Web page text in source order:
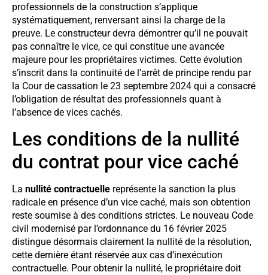
professionnels de la construction s’applique
systématiquement, renversant ainsi la charge de la
preuve. Le constructeur devra démontrer qu’il ne pouvait
pas connaître le vice, ce qui constitue une avancée
majeure pour les propriétaires victimes. Cette évolution
s’inscrit dans la continuité de l’arrêt de principe rendu par
la Cour de cassation le 23 septembre 2024 qui a consacré
l’obligation de résultat des professionnels quant à
l’absence de vices cachés.
Les conditions de la nullité
du contrat pour vice caché
La nullité contractuelle représente la sanction la plus
radicale en présence d’un vice caché, mais son obtention
reste soumise à des conditions strictes. Le nouveau Code
civil modernisé par l’ordonnance du 16 février 2025
distingue désormais clairement la nullité de la résolution,
cette dernière étant réservée aux cas d’inexécution
contractuelle. Pour obtenir la nullité, le propriétaire doit